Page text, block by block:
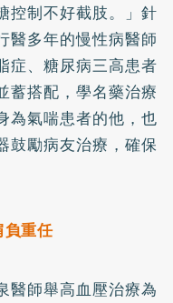
控制不好截肢。」針
醫多年的慢性病醫師
症、 糖尿病三高患者
蓄搭配，學名藥治療
為氣喘患者的他，也
鼓勵病友治療，確保
重任
醫師舉高血壓治療為